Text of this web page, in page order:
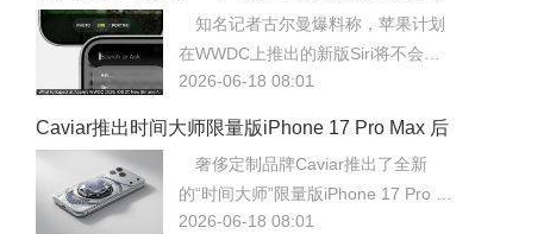
记为Beta版
知名记者古尔曼爆料称，苹果计划
在WWDC上推出的新版Siri将不会被
宣传为正式完成品，而是作为Beta测
新版Siri底层架构的复杂性，苹果担心
其稳定性与响应速度无法达到过往产
品的严苛标准。
2026-06-18 08:01
Caviar推出时间大师限量版iPhone 17 Pro Max 后
盖嵌入机械腕表机构
奢侈定制品牌Caviar推出了全新
的“时间大师”限量版iPhone 17 Pro M
ax，该机型最大的亮点在于后盖创新
2026-06-18 08:01